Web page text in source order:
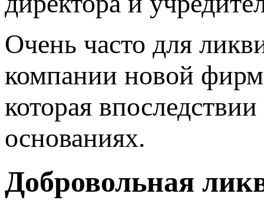
Очень часто для
компании новой
которая
основаниях.
Добровольная